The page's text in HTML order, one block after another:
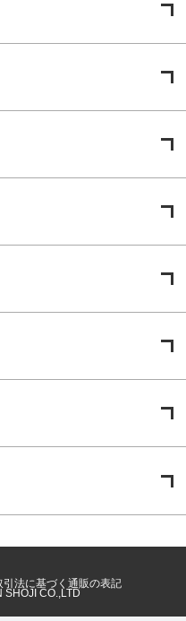
引法に基づく通販の表記
CO.,LTD